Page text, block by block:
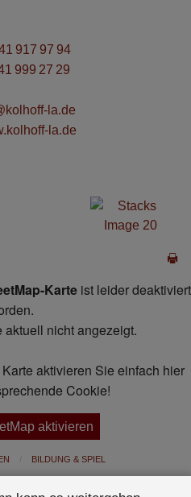
917 97 94
999 27 29
la.de
la.de
S
Karteist leider deaktiviert
nicht angezeigt.
aktivieren Sie einfach hier
Cookie!
aktivieren
BILDUNG & SPIEL